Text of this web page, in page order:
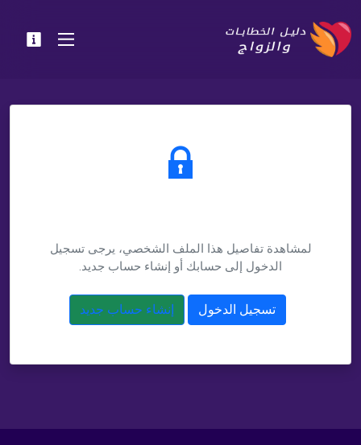
لمشاهدة تفاصيل هذا الملف الشخصي، يرجى تسجيل
الدخول إلى حسابك أو إنشاء حساب جديد.
تسجيل الدخول إنشاء حساب جديد